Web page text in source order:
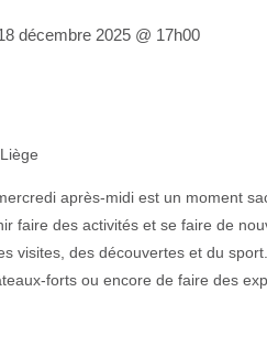
décembre 2025 @ 17h00
après-midi est un moment
faire des activités et se faire de
visites, des découvertes et du
forts ou encore de faire des